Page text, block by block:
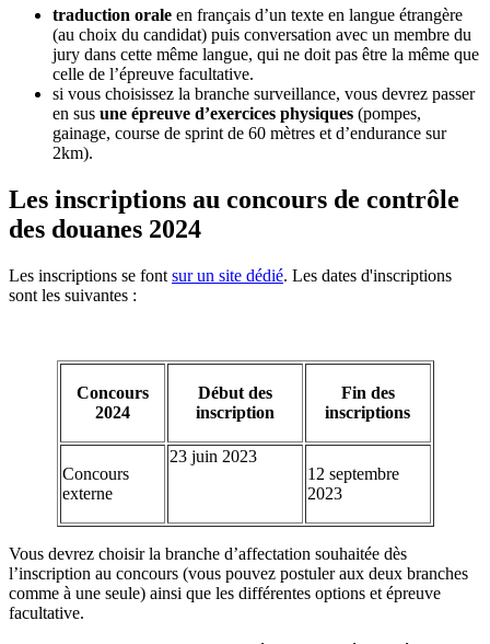
traduction orale en français d’un texte en langue étrangère
(au choix du candidat) puis conversation avec un membre du
jury dans cette même langue, qui ne doit pas être la même que
celle de l’épreuve facultative.
si vous choisissez la branche surveillance, vous devrez passer
en sus une épreuve d’exercices physiques (pompes,
gainage, course de sprint de 60 mètres et d’endurance sur
2km).
Les inscriptions au concours de contrôle
des douanes 2024
Les inscriptions se font sur un site dédié. Les dates d'inscriptions
sont les suivantes :
Concours
2024
Début des
inscription
Fin des
inscriptions
Concours
externe
23 juin 2023
12 septembre
2023
Vous devrez choisir la branche d’affectation souhaitée dès
l’inscription au concours (vous pouvez postuler aux deux branches
comme à une seule) ainsi que les différentes options et épreuve
facultative.